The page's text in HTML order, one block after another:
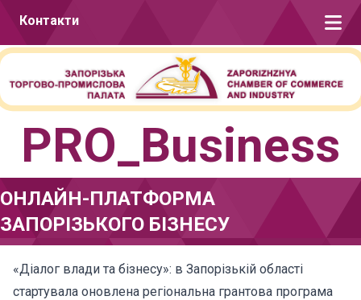
Контакти
PRO_Business
ОНЛАЙН-ПЛАТФОРМА
ЗАПОРІЗЬКОГО БІЗНЕСУ
«Діалог влади та бізнесу»: в Запорізькій області
стартувала оновлена регіональна грантова програма